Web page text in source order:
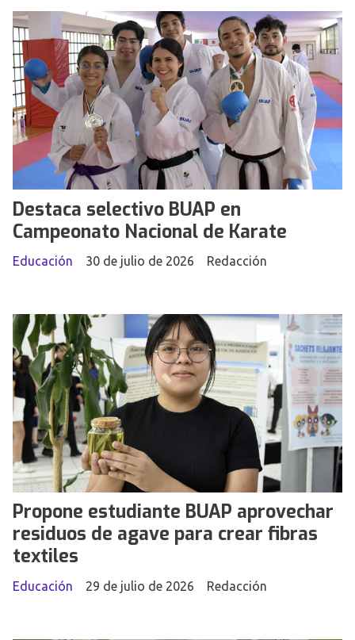
Destaca selectivo BUAP en
Campeonato Nacional de Karate
Redacción
Educación 30 de julio de 2026
Propone estudiante BUAP aprovechar
residuos de agave para crear fibras
textiles
Redacción
Educación 29 de julio de 2026